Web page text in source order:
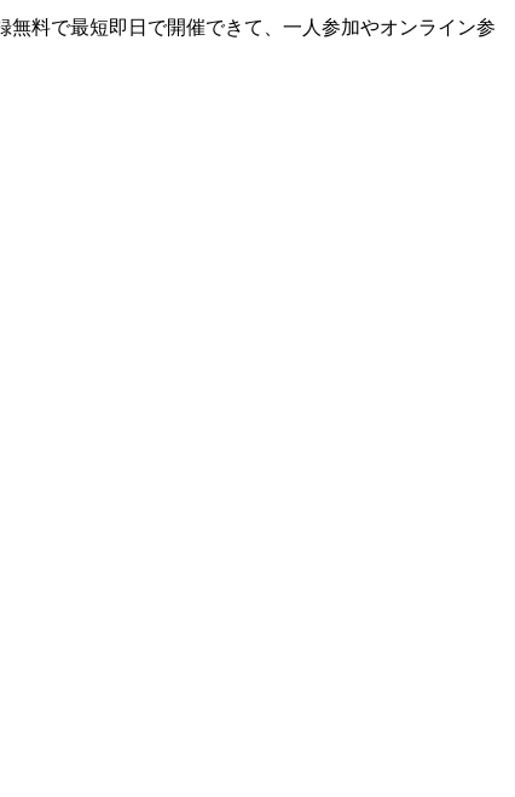
料で最短即日で開催できて、一人参加やオンライン参